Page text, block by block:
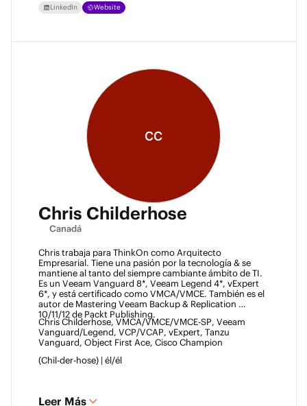
LinkedIn Website
CC
Chris Childerhose
Canadá
Chris trabaja para ThinkOn como Arquitecto
Empresarial. Tiene una pasión por la tecnología & se
mantiene al tanto del siempre cambiante ámbito de TI.
Es un Veeam Vanguard 8*, Veeam Legend 4*, vExpert
6*, y está certificado como VMCA/VMCE. También es el
autor de Mastering Veeam Backup & Replication
10/11/12 de Packt Publishing.
Chris Childerhose, VMCA/VMCE/VMCE-SP, Veeam
Vanguard/Legend, VCP/VCAP, vExpert, Tanzu
Vanguard, Object First Ace, Cisco Champion
(Chil-der-hose) | él/él
Leer Más